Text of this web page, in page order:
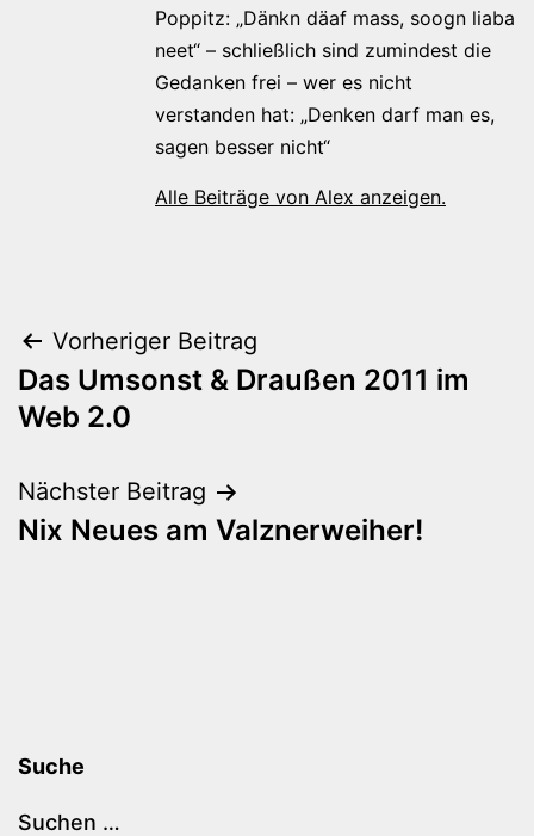
Poppitz: „Dänkn däaf mass, soogn liaba
neet“ – schließlich sind zumindest die
Gedanken frei – wer es nicht
verstanden hat: „Denken darf man es,
sagen besser nicht“
Alle Beiträge von Alex anzeigen.
Beitragsnavigation
Vorheriger Beitrag
Das Umsonst & Draußen 2011 im
Web 2.0
Nächster Beitrag
Nix Neues am Valznerweiher!
Suche
Suchen …